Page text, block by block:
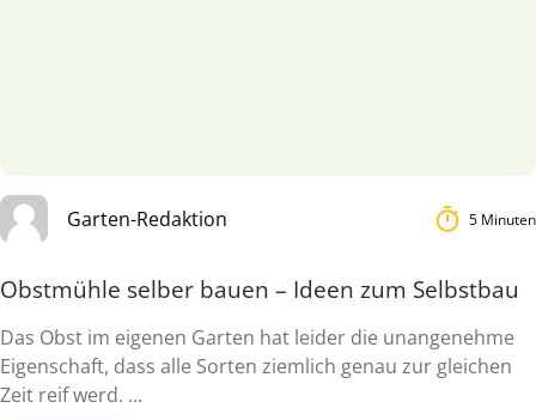
Garten-Redaktion 5 Minuten
Obstmühle selber bauen – Ideen zum Selbstbau
Das Obst im eigenen Garten hat leider die unangenehme
Eigenschaft, dass alle Sorten ziemlich genau zur gleichen
Zeit reif werd. ...